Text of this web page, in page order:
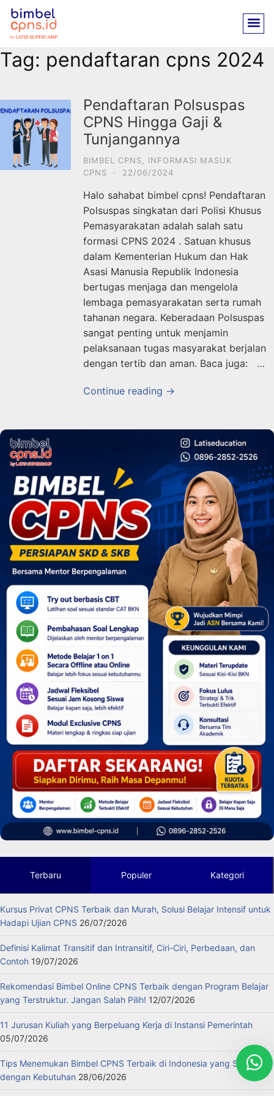
Tag: pendaftaran cpns 2024
Pendaftaran Polsuspas
CPNS Hingga Gaji &
Tunjangannya
BIMBEL CPNS
INFORMASI MASUK
CPNS
· 22/06/2024
Halo sahabat bimbel cpns! Pendaftaran
Polsuspas singkatan dari Polisi Khusus
Pemasyarakatan adalah salah satu
formasi CPNS 2024 . Satuan khusus
dalam Kementerian Hukum dan Hak
Asasi Manusia Republik Indonesia
bertugas menjaga dan mengelola
lembaga pemasyarakatan serta rumah
tahanan negara. Keberadaan Polsuspas
sangat penting untuk menjamin
pelaksanaan tugas masyarakat berjalan
dengan tertib dan aman. Baca juga: …
Continue reading →
Terbaru Populer Kategori
Kursus Privat CPNS Terbaik dan Murah, Solusi Belajar Intensif untuk
Hadapi Ujian CPNS 26/07/2026
Definisi Kalimat Transitif dan Intransitif, Ciri-Ciri, Perbedaan, dan
Contoh 19/07/2026
Rekomendasi Bimbel Online CPNS Terbaik dengan Program Belajar
yang Terstruktur. Jangan Salah Pilih! 12/07/2026
11 Jurusan Kuliah yang Berpeluang Kerja di Instansi Pemerintah
05/07/2026
Tips Menemukan Bimbel CPNS Terbaik di Indonesia yang Sesuai
dengan Kebutuhan 28/06/2026